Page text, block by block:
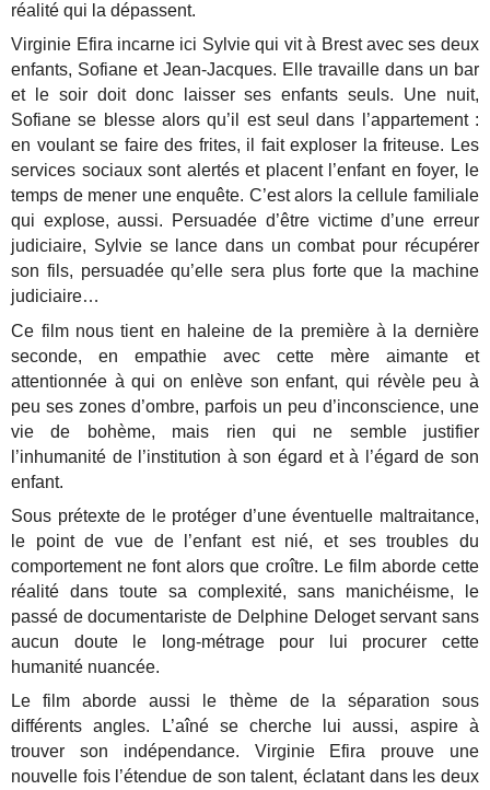
réalité qui la dépassent.
Virginie Efira incarne ici Sylvie qui vit à Brest avec ses deux
enfants, Sofiane et Jean-Jacques. Elle travaille dans un bar
et le soir doit donc laisser ses enfants seuls. Une nuit,
Sofiane se blesse alors qu’il est seul dans l’appartement :
en voulant se faire des frites, il fait exploser la friteuse. Les
services sociaux sont alertés et placent l’enfant en foyer, le
temps de mener une enquête. C’est alors la cellule familiale
qui explose, aussi. Persuadée d’être victime d’une erreur
judiciaire, Sylvie se lance dans un combat pour récupérer
son fils, persuadée qu’elle sera plus forte que la machine
judiciaire…
Ce film nous tient en haleine de la première à la dernière
seconde, en empathie avec cette mère aimante et
attentionnée à qui on enlève son enfant, qui révèle peu à
peu ses zones d’ombre, parfois un peu d’inconscience, une
vie de bohème, mais rien qui ne semble justifier
l’inhumanité de l’institution à son égard et à l’égard de son
enfant.
Sous prétexte de le protéger d’une éventuelle maltraitance,
le point de vue de l’enfant est nié, et ses troubles du
comportement ne font alors que croître. Le film aborde cette
réalité dans toute sa complexité, sans manichéisme, le
passé de documentariste de Delphine Deloget servant sans
aucun doute le long-métrage pour lui procurer cette
humanité nuancée.
Le film aborde aussi le thème de la séparation sous
différents angles. L’aîné se cherche lui aussi, aspire à
trouver son indépendance. Virginie Efira prouve une
nouvelle fois l’étendue de son talent, éclatant dans les deux